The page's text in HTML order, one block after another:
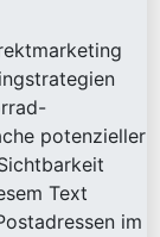
potenzieller
Text
im